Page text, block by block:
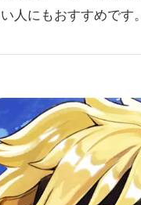
人にもおすすめです。